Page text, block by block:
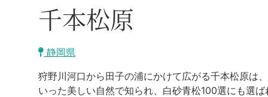
千本松原
静岡県
狩野川河口から田子の浦にかけて広がる千本松原は
いった美しい自然で知られ、白砂青松100選にも選